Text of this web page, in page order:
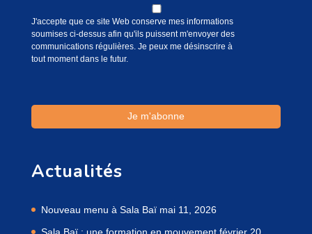
J'accepte que ce site Web conserve mes informations
soumises ci-dessus afin qu'ils puissent m'envoyer des
communications régulières. Je peux me désinscrire à
tout moment dans le futur.
Actualités
Nouveau menu à Sala Baï mai 11, 2026